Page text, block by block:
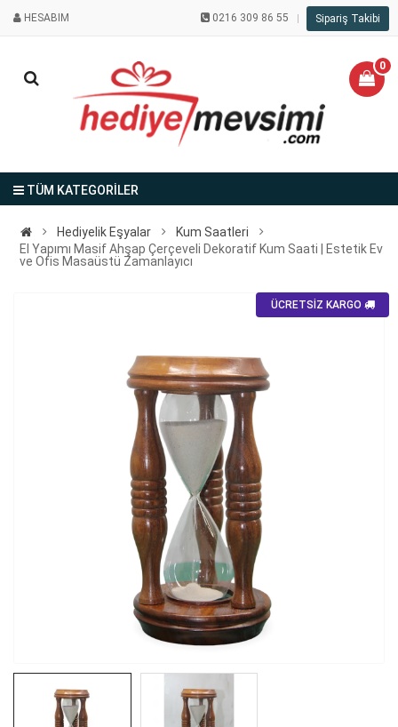
HESABIM 0216 309 86 55 Sipariş Takibi
0
TÜM KATEGORİLER
Hediyelik Eşyalar
Kum Saatleri
El Yapımı Masif Ahşap Çerçeveli Dekoratif Kum Saati | Estetik Ev
ve Ofis Masaüstü Zamanlayıcı
ÜCRETSİZ KARGO